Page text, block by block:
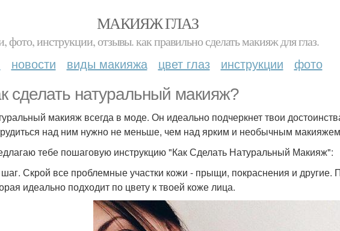
МАКИЯЖ ГЛАЗ
фото, инструкции, отзывы. как правильно сделать макияж для глаз.
новости виды макияжа цвет глаз инструкции фото
сделать натуральный макияж?
макияж всегда в моде. Он идеально подчеркнет твои
над ним нужно не меньше, чем над ярким и необычным
тебе пошаговую инструкцию "Как Сделать Натуральный Макияж":
Скрой все проблемные участки кожи - прыщи, покраснения и другие.
идеально подходит по цвету к твоей коже лица.